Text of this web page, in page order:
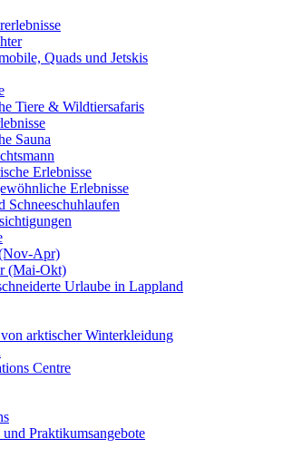
Quads und Jetskis
Tiere & Wildtiersafaris
Sauna
Erlebnisse
Erlebnisse
Schneeschuhlaufen
Apr)
(Mai-Okt)
Urlaube in Lappland
arktischer Winterkleidung
Centre
und Praktikumsangebote